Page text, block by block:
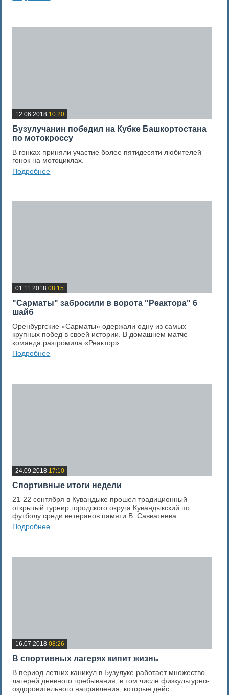
12.06.2018 10:20
Бузулучанин победил на Кубке Башкортостана
по мотокроссу
В гонках приняли участие более пятидесяти любителей
гонок на мотоциклах.
Подробнее
01.11.2018 08:15
"Сарматы" забросили в ворота "Реактора" 6
шайб
Оренбургские «Сарматы» одержали одну из самых
крупных побед в своей истории. В домашнем матче
команда разгромила «Реактор».
Подробнее
24.09.2018 17:10
Спортивные итоги недели
21-22 сентября в Кувандыке прошел традиционный
открытый турнир городского округа Кувандыкский по
футболу среди ветеранов памяти В. Савватеева.
Подробнее
16.07.2018 08:26
В спортивных лагерях кипит жизнь
В период летних каникул в Бузулуке работает множество
лагерей дневного пребывания, в том числе физкультурно-
оздоровительного направления, которые дейс